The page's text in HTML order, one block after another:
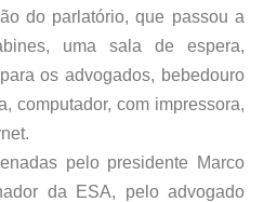
do parlatório, que passou a
uma sala de espera,
os advogados, bebedouro
computador, com impressora,
pelo presidente Marco
da ESA, pelo advogado